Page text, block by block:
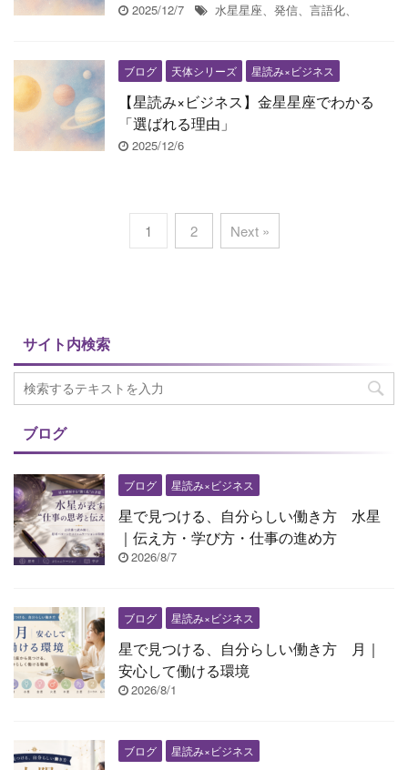
2025/12/7 水星星座、発信、言語化、
ブログ 天体シリーズ 星読み×ビジネス
【星読み×ビジネス】金星星座でわかる
「選ばれる理由」
2025/12/6
1 2 Next »
サイト内検索
ブログ
ブログ 星読み×ビジネス
星で見つける、自分らしい働き方 水星
｜伝え方・学び方・仕事の進め方
2026/8/7
ブログ 星読み×ビジネス
星で見つける、自分らしい働き方 月｜
安心して働ける環境
2026/8/1
ブログ 星読み×ビジネス